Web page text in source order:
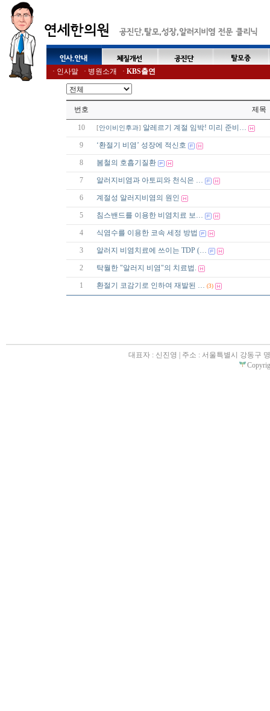
· 인사말 · 병원소개 · KBS출연
번호 제목
10 [안이비인후과] 알레르기 계절 임박! 미리 준비…
9 ‘환절기 비염’ 성장에 적신호
8 봄철의 호흡기질환
7 알러지비염과 아토피와 천식은 …
6 계절성 알러지비염의 원인
5 침스밴드를 이용한 비염치료 보…
4 식염수를 이용한 코속 세정 방법
3 알러지 비염치료에 쓰이는 TDP (…
2 탁월한 "알러지 비염"의 치료법.
1 환절기 코감기로 인하여 재발된 … (3)
대표자 : 신진영 | 주소 : 서울특별시 강동구